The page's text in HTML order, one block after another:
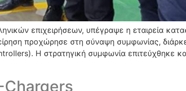
επιχειρήσεων, υπέγραψε η εταιρεία
προχώρησε στη σύναψη συμφωνίας,
Η στρατηγική συμφωνία επιτεύχθηκε
Chargers